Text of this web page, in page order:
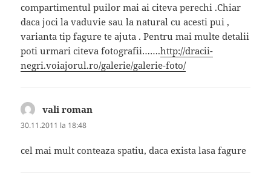
compartimentul puilor mai ai citeva perechi .Chiar
daca joci la vaduvie sau la natural cu acesti pui ,
varianta tip fagure te ajuta . Pentru mai multe detalii
poti urmari citeva fotografii…….http://dracii-
negri.voiajorul.ro/galerie/galerie-foto/
vali roman
30.11.2011 la 18:48
cel mai mult conteaza spatiu, daca exista lasa fagure